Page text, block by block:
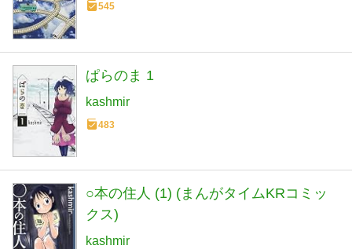
545
ぱらのま 1
kashmir
483
○本の住人 (1) (まんがタイムKRコミッ
クス)
kashmir